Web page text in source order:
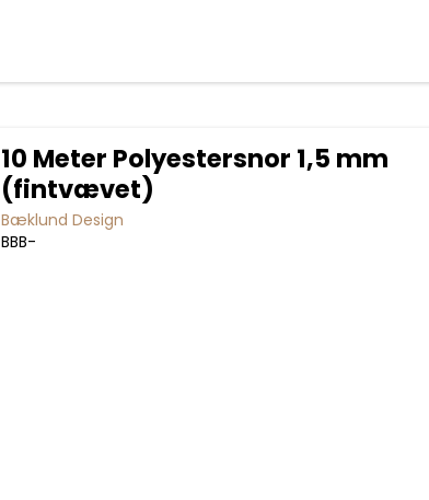
10 Meter Polyestersnor 1,5 mm
(fintvævet)
Bæklund Design
BBB-